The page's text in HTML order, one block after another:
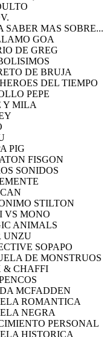
SABER MAS SOBRE...
GOA
DE GREG
DE BRUJA
DEL TIEMPO
PEPE
Y MILA
PIG
FISGON
SONIDOS
STILTON
VS MONO
ANIMALS
UNZU
SOPAPO
DE MONSTRUOS
& CHAFFI
MCFADDEN
ROMANTICA
NEGRA
PERSONAL
HISTORICA